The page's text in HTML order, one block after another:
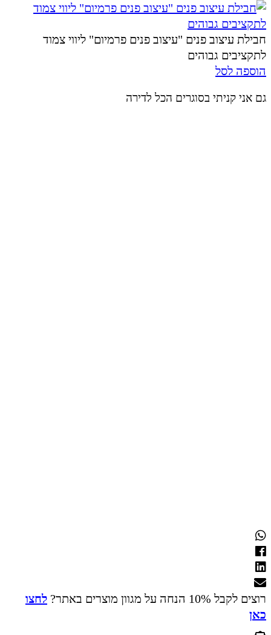
חבילת עיצוב פנים "עיצוב פנים פרמיום" ליווי צמוד
לתקציבים גבוהים
הוספה לסל
גם אני קניתי בסוגרים הכל לדירה
רוצים לקבל 10% הנחה על מגוון מוצרים באתר?
לחצו
כאן